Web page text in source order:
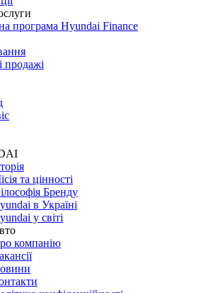
програма Hyundai Finance
продажі
та цінності
Бренду
в Україні
у світі
компанію